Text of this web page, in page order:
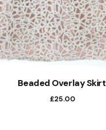
Beaded Overlay Skirt
£25.00